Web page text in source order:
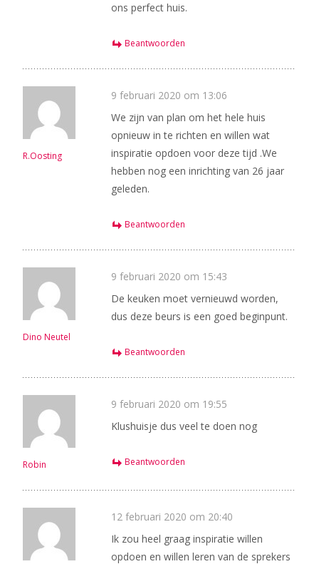
ons perfect huis.
Beantwoorden
R.Oosting
9 februari 2020 om 13:06
We zijn van plan om het hele huis
opnieuw in te richten en willen wat
inspiratie opdoen voor deze tijd .We
hebben nog een inrichting van 26 jaar
geleden.
Beantwoorden
Dino Neutel
9 februari 2020 om 15:43
De keuken moet vernieuwd worden,
dus deze beurs is een goed beginpunt.
Beantwoorden
Robin
9 februari 2020 om 19:55
Klushuisje dus veel te doen nog
Beantwoorden
12 februari 2020 om 20:40
Ik zou heel graag inspiratie willen
opdoen en willen leren van de sprekers